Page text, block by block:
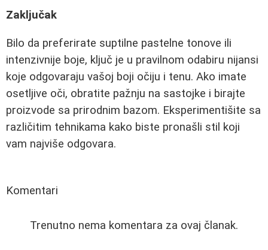
Zaključak
Bilo da preferirate suptilne pastelne tonove ili
intenzivnije boje, ključ je u pravilnom odabiru nijansi
koje odgovaraju vašoj boji očiju i tenu. Ako imate
osetljive oči, obratite pažnju na sastojke i birajte
proizvode sa prirodnim bazom. Eksperimentišite sa
različitim tehnikama kako biste pronašli stil koji
vam najviše odgovara.
Komentari
Trenutno nema komentara za ovaj članak.